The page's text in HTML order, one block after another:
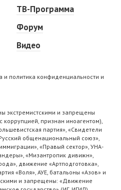
ТВ-Программа
Форум
Видео
и политика конфиденциальности и
экстремистскими и запрещены
признан иноагентом),
партия», «Свидетели
общенациональный союз»,
«Правый сектор», УНА-
«Мизантропик дивижн»,
движение «Артподготовка»,
«Воля», АУЕ, батальоны «Азов» и
и запрещены: «Движение